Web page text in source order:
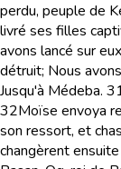
perdu, peuple de
livré ses filles
avons lancé sur
détruit; Nous
Jusqu'à Médeba.
32Moïse envoya
son ressort, et
changèrent